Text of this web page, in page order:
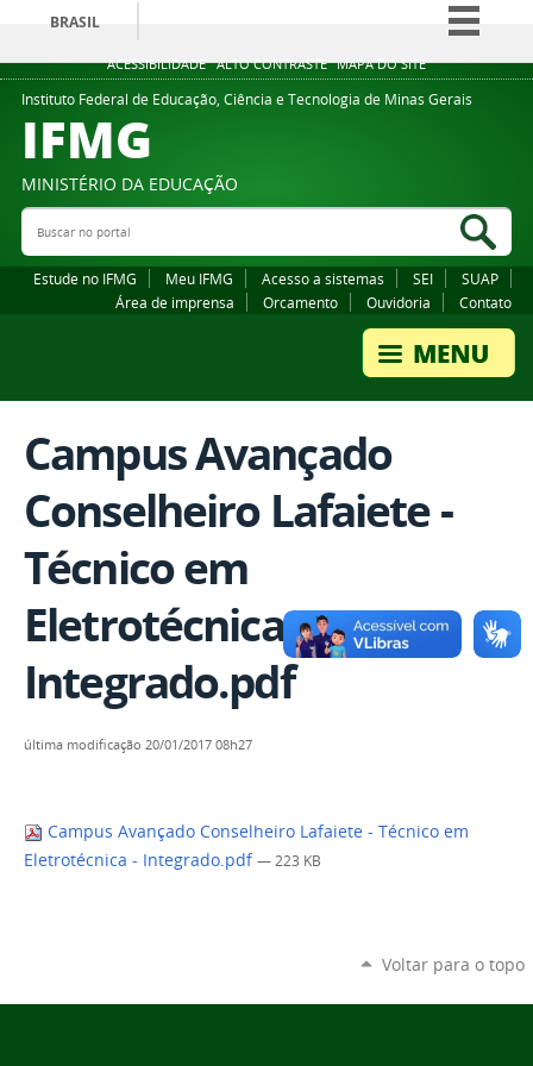
ACESSIBILIDADE ALTO CONTRASTE MAPA DO SITE
BRASIL
Simplifique!
Comunica BR
Legislação
Instituto Federal de Educação, Ciência e Tecnologia de Minas Gerais
IFMG
MINISTÉRIO DA EDUCAÇÃO
Buscar no portal
Estude no IFMG Meu IFMG Acesso a sistemas SEI
SUAP
Área de imprensa
Orcamento Ouvidoria Contato
Campus Avançado
Conselheiro Lafaiete -
Técnico em
Eletrotécnica -
Integrado.pdf
última modificação 20/01/2017 08h27
Campus Avançado Conselheiro Lafaiete - Técnico em
Eletrotécnica - Integrado.pdf — 223 KB
Voltar para o topo